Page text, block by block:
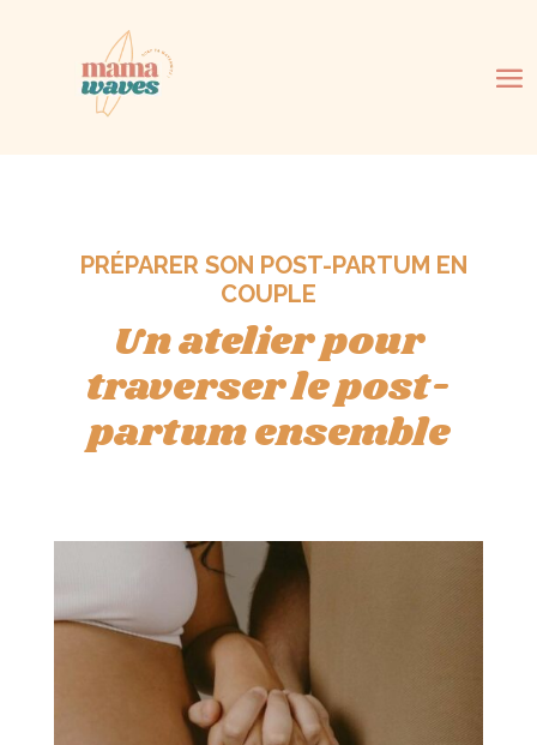
PRÉPARER SON POST-PARTUM EN
COUPLE
Un atelier pour
traverser le post-
partum ensemble